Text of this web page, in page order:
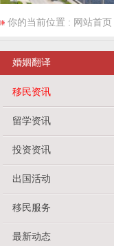
你的当前位置 : 网站首页
婚姻翻译
移民资讯
留学资讯
投资资讯
出国活动
移民服务
最新动态